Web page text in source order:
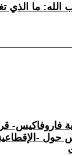
فاروفاكيس-
حول -